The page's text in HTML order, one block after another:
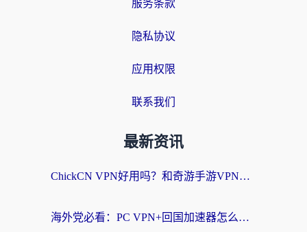
服务条款
隐私协议
应用权限
联系我们
最新资讯
ChickCN VPN好用吗？和奇游手游VPN对比哪个回国效果更好？海外党亲测实用指南
海外党必看：PC VPN+回国加速器怎么选？无缝访问国内资源全攻略